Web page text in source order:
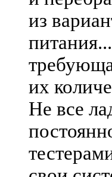
из
их
Не все